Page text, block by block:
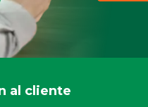
al cliente